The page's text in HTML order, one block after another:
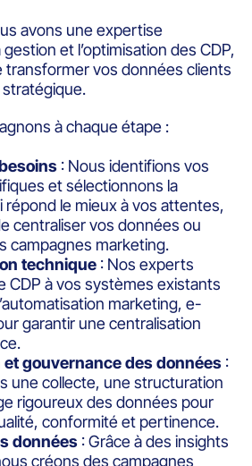
avons une expertise
et l’optimisation des CDP,
vos données clients
à chaque étape :
: Nous identifions vos
et sélectionnons la
répond le mieux à vos attentes,
centraliser vos données ou
campagnes marketing.
technique : Nos experts
CDP à vos systèmes existants
marketing, e-
garantir une centralisation
gouvernance des données :
une collecte, une structuration
rigoureux des données pour
conformité et pertinence.
données : Grâce à des insights
créons des campagnes